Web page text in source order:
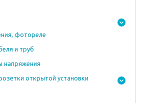
фотореле
и труб
напряжения
открытой установки